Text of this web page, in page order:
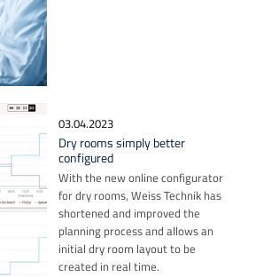
03.04.2023
Dry rooms simply better
configured
With the new online configurator
for dry rooms, Weiss Technik has
shortened and improved the
planning process and allows an
initial dry room layout to be
created in real time.